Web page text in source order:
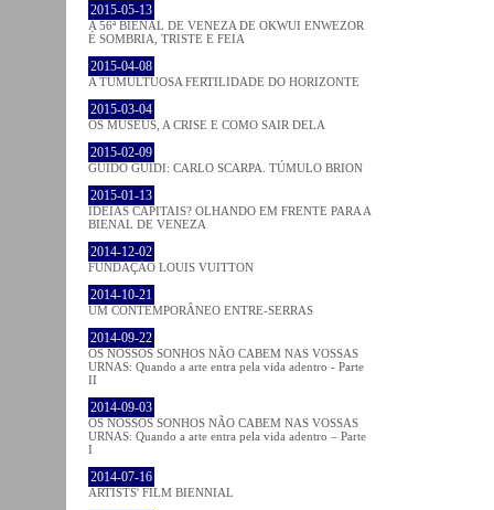
2015-05-13
A 56ª BIENAL DE VENEZA DE OKWUI ENWEZOR
É SOMBRIA, TRISTE E FEIA
2015-04-08
A TUMULTUOSA FERTILIDADE DO HORIZONTE
2015-03-04
OS MUSEUS, A CRISE E COMO SAIR DELA
2015-02-09
GUIDO GUIDI: CARLO SCARPA. TÚMULO BRION
2015-01-13
IDEIAS CAPITAIS? OLHANDO EM FRENTE PARA A
BIENAL DE VENEZA
2014-12-02
FUNDAÇÃO LOUIS VUITTON
2014-10-21
UM CONTEMPORÂNEO ENTRE-SERRAS
2014-09-22
OS NOSSOS SONHOS NÃO CABEM NAS VOSSAS
URNAS: Quando a arte entra pela vida adentro - Parte
II
2014-09-03
OS NOSSOS SONHOS NÃO CABEM NAS VOSSAS
URNAS: Quando a arte entra pela vida adentro – Parte
I
2014-07-16
ARTISTS' FILM BIENNIAL